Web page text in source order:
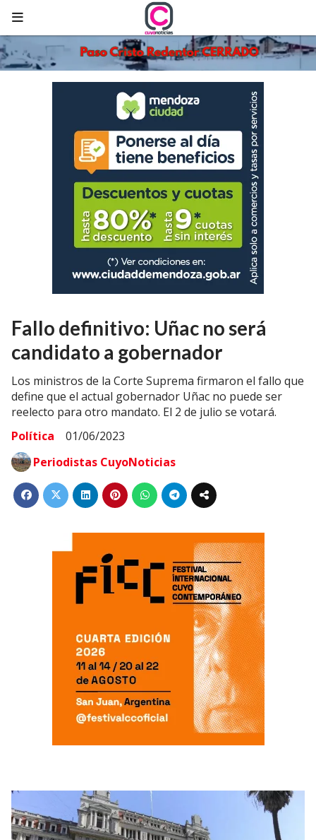
Fallo definitivo: Uñac no será
candidato a gobernador
Los ministros de la Corte Suprema firmaron el fallo que
define que el actual gobernador Uñac no puede ser
reelecto para otro mandato. El 2 de julio se votará.
Política
01/06/2023
Periodistas CuyoNoticias